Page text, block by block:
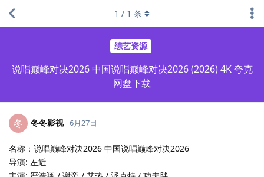
综艺资源
说唱巅峰对决2026 中国说唱巅峰对决2026 (2026) 4K 夸克
网盘下载
1 / 1 条
冬 冬冬影视 6月27日
名称：说唱巅峰对决2026 中国说唱巅峰对决2026
导演: 左近